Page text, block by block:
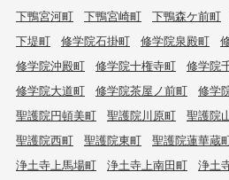
下鴨宮河町
下鴨宮崎町 下鴨森ケ前町
下堤町
修学院石掛町 修学院泉殿町
修学院沖殿町
修学院十権寺町 修学院
修学院大道町
修学院茶屋ノ前町 修学
聖護院円頓美町
聖護院川原町 聖護院
聖護院西町
聖護院東町 聖護院蓮華蔵
浄土寺上馬場町
浄土寺上南田町 浄土